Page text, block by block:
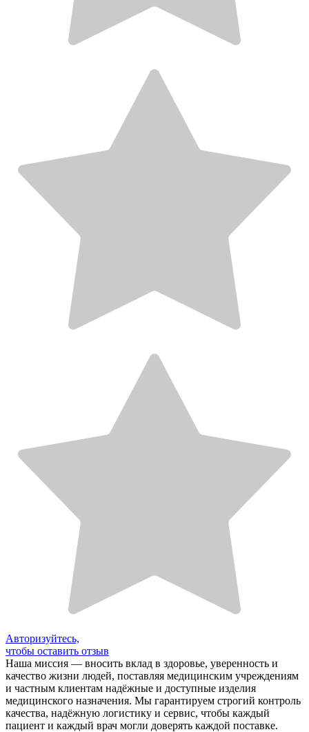
Авторизуйтесь,
чтобы оставить отзыв
Наша миссия — вносить вклад в здоровье, уверенность и
качество жизни людей, поставляя медицинским учреждениям
и частным клиентам надёжные и доступные изделия
медицинского назначения. Мы гарантируем строгий контроль
качества, надёжную логистику и сервис, чтобы каждый
пациент и каждый врач могли доверять каждой поставке.